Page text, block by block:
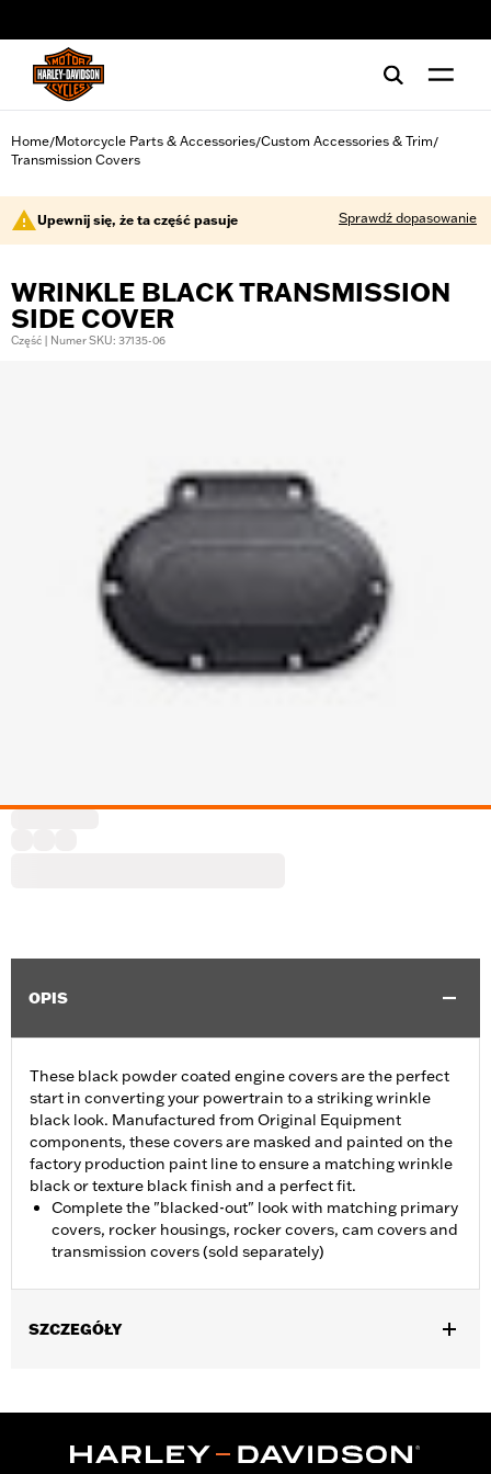
Home/Motorcycle Parts & Accessories/Custom Accessories & Trim/
Transmission Covers
Upewnij się, że ta część pasuje Sprawdź dopasowanie
WRINKLE BLACK TRANSMISSION
SIDE COVER
Część | Numer SKU: 37135-06
OPIS
These black powder coated engine covers are the perfect
start in converting your powertrain to a striking wrinkle
black look. Manufactured from Original Equipment
components, these covers are masked and painted on the
factory production paint line to ensure a matching wrinkle
black or texture black finish and a perfect fit.
Complete the "blacked-out" look with matching primary
covers, rocker housings, rocker covers, cam covers and
transmission covers (sold separately)
SZCZEGÓŁY